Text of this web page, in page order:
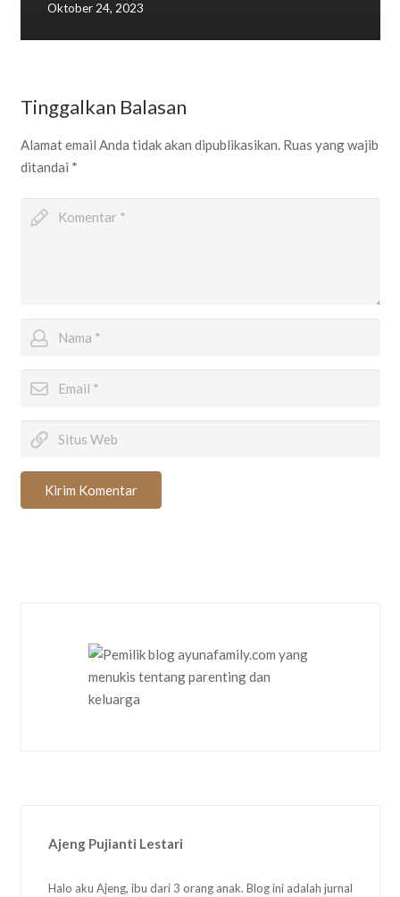
Oktober 24, 2023
Tinggalkan Balasan
Alamat email Anda tidak akan dipublikasikan. Ruas yang wajib
ditandai *
Kirim Komentar
Ajeng Pujianti Lestari
Halo aku Ajeng, ibu dari 3 orang anak. Blog ini adalah jurnal